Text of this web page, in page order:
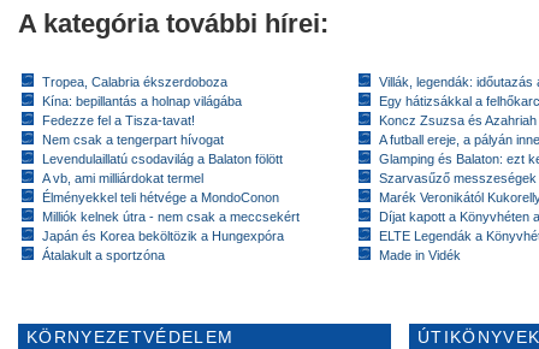
A kategória további hírei:
Tropea, Calabria ékszerdoboza
Kína: bepillantás a holnap világába
Fedezze fel a Tisza-tavat!
Nem csak a tengerpart hívogat
Levendulaillatú csodavilág a Balaton fölött
A vb, ami milliárdokat termel
Élményekkel teli hétvége a MondoConon
Milliók kelnek útra - nem csak a meccsekért
Japán és Korea beköltözik a Hungexpóra
Átalakult a sportzóna
Villák, legendák: időutazás
Egy hátizsákkal a
Koncz Zsuzsa és
A futball ereje, a pályán
Glamping és Balaton: ezt
Szarvasűző messzeségek
Marék Veronikától
Díjat kapott a Könyvhéten
ELTE Legendák a
Made in Vidék
KÖRNYEZETVÉDELEM